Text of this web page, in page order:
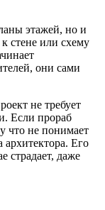
этажей, но и
стене или схему
они сами
не требует
Если прораб
что не понимает
Его
страдает, даже